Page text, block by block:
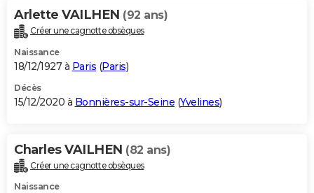
Arlette VAILHEN (92 ans)
Créer une cagnotte obsèques
Naissance
18/12/1927 à Paris (Paris)
Décès
15/12/2020 à Bonnières-sur-Seine (Yvelines)
Charles VAILHEN (82 ans)
Créer une cagnotte obsèques
Naissance